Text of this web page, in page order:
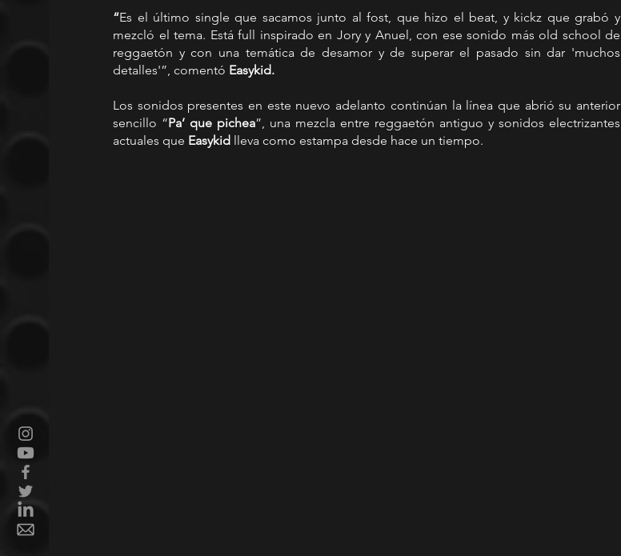
“Es el último single que sacamos junto al fost, que hizo el beat, y kickz que grabó y
mezcló el tema. Está full inspirado en Jory y Anuel, con ese sonido más old school de
reggaetón y con una temática de desamor y de superar el pasado sin dar 'muchos
detalles'”, comentó Easykid.
Los sonidos presentes en este nuevo adelanto continúan la línea que abrió su anterior
sencillo “Pa’ que pichea”, una mezcla entre reggaetón antiguo y sonidos electrizantes
actuales que Easykid lleva como estampa desde hace un tiempo.